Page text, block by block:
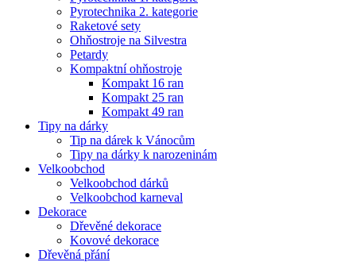
Pyrotechnika 2. kategorie
Raketové sety
Ohňostroje na Silvestra
Petardy
Kompaktní ohňostroje
Kompakt 16 ran
Kompakt 25 ran
Kompakt 49 ran
Tipy na dárky
Tip na dárek k Vánocům
Tipy na dárky k narozeninám
Velkoobchod
Velkoobchod dárků
Velkoobchod karneval
Dekorace
Dřevěné dekorace
Kovové dekorace
Dřevěná přání